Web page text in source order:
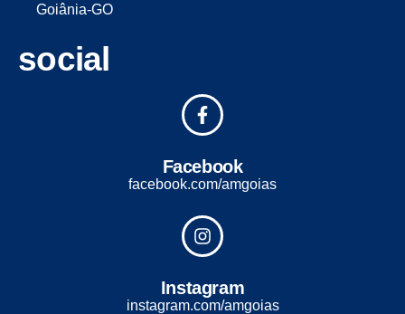
Goiânia-GO
social
Facebook
facebook.com/amgoias
Instagram
instagram.com/amgoias